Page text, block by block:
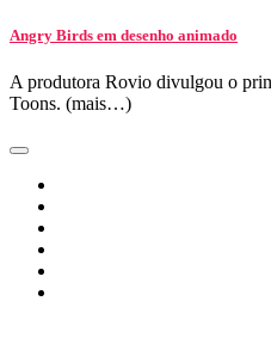
Angry Birds em desenho animado
A produtora Rovio divulgou o
Toons. (mais…)